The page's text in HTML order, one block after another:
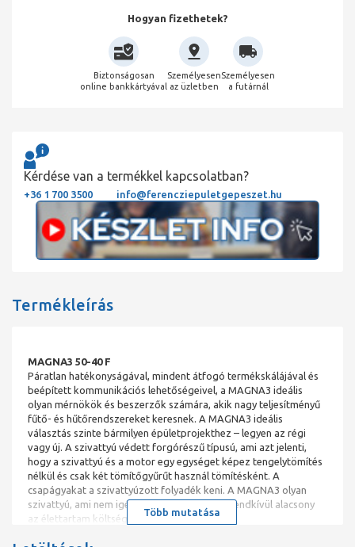
Hogyan fizethetek?
Biztonságosan
online bankkártyával
Személyesen
az üzletben
Személyesen
a futárnál
Kérdése van a termékkel kapcsolatban?
+36 1 700 3500 info@ferencziepuletgepeszet.hu
Termékleírás
MAGNA3 50-40 F
Páratlan hatékonyságával, mindent átfogó termékskálájával és
beépített kommunikációs lehetőségeivel, a MAGNA3 ideális
olyan mérnökök és beszerzők számára, akik nagy teljesítményű
fűtő- és hűtőrendszereket keresnek. A MAGNA3 ideális
választás szinte bármilyen épületprojekthez – legyen az régi
vagy új. A szivattyú védett forgórészű típusú, ami azt jelenti,
hogy a szivattyú és a motor egy egységet képez tengelytömítés
nélkül és csak két tömítőgyűrűt használ tömítésként. A
csapágyakat a szivattyúzott folyadék keni. A MAGNA3 olyan
szivattyú, ami nem igényel karbantartást és rendkívül alacsony
az élettartam költsége.
Jellemző tulajdonságok
Több mutatása